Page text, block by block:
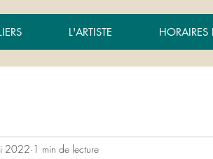
L'ARTISTE HORAIRES
2022 1 min de lecture